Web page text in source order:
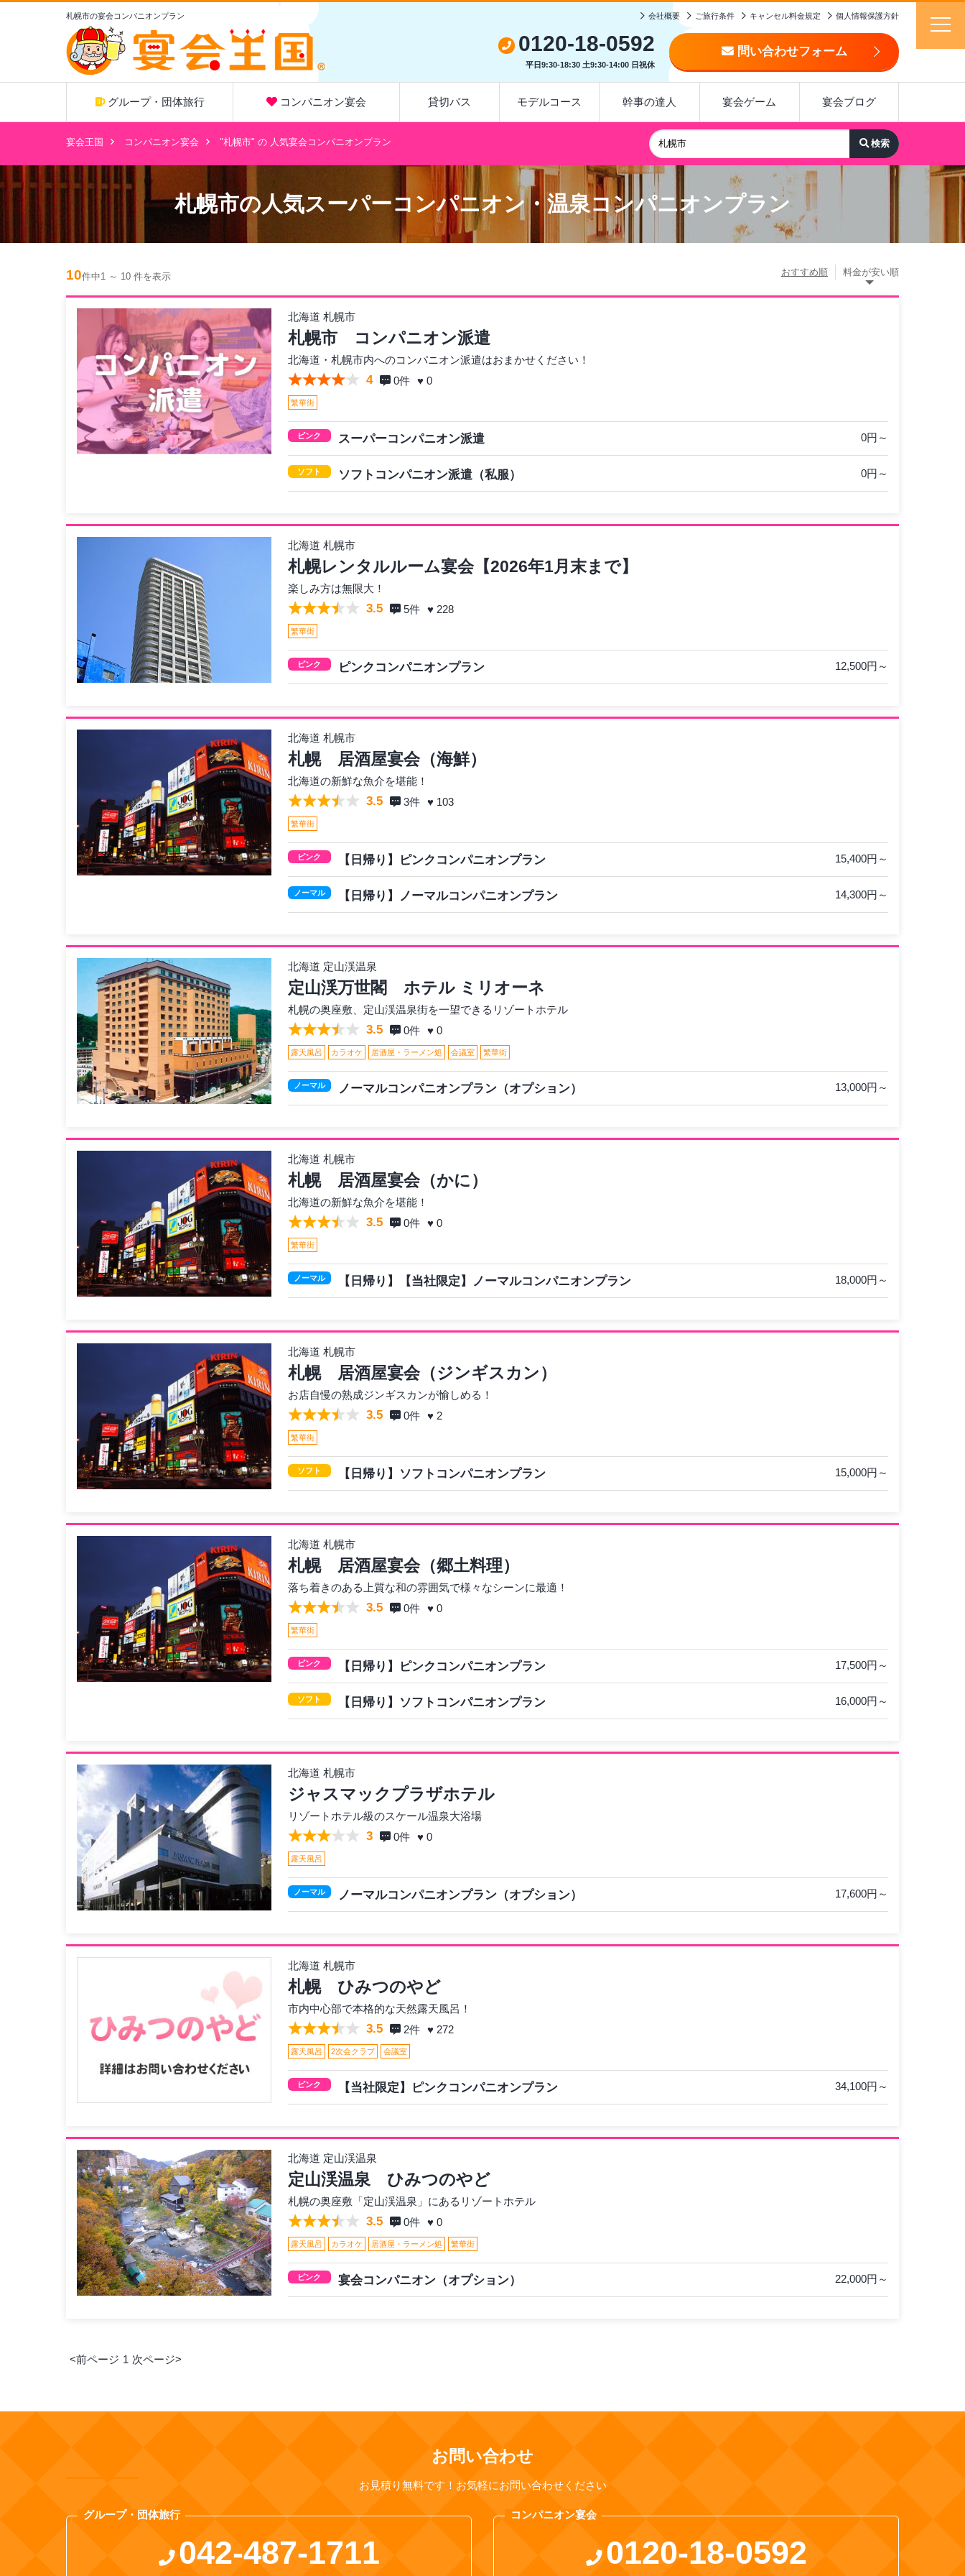
札幌市の宴会コンパニオンプラン 会社概要 ご旅行条件 キャンセル料金規定 個人情報保護方針
0120-18-0592
平日9:30-18:30 土9:30-14:00 日祝休
問い合わせフォーム
グループ・団体旅行 コンパニオン宴会 貸切バス モデルコース 幹事の達人 宴会ゲーム 宴会ブログ
宴会王国 コンパニオン宴会 "札幌市" の 人気宴会コンパニオンプラン
札幌市の人気スーパーコンパニオン・温泉コンパニオンプラン
10件中1 ～ 10 件を表示 おすすめ順 料金が安い順
北海道 札幌市
札幌市 コンパニオン派遣
北海道・札幌市内へのコンパニオン派遣はおまかせください！
4 0件 ♥ 0
繁華街
ピンク スーパーコンパニオン派遣 0円～
ソフト ソフトコンパニオン派遣（私服） 0円～
北海道 札幌市
札幌レンタルルーム宴会【2026年1月末まで】
楽しみ方は無限大！
3.5 5件 ♥ 228
繁華街
ピンク ピンクコンパニオンプラン 12,500円～
北海道 札幌市
札幌 居酒屋宴会（海鮮）
北海道の新鮮な魚介を堪能！
3.5 3件 ♥ 103
繁華街
ピンク 【日帰り】ピンクコンパニオンプラン 15,400円～
ノーマル 【日帰り】ノーマルコンパニオンプラン 14,300円～
北海道 定山渓温泉
定山渓万世閣 ホテル ミリオーネ
札幌の奥座敷、定山渓温泉街を一望できるリゾートホテル
3.5 0件 ♥ 0
露天風呂 カラオケ 居酒屋・ラーメン処 会議室 繁華街
ノーマル ノーマルコンパニオンプラン（オプション） 13,000円～
北海道 札幌市
札幌 居酒屋宴会（かに）
北海道の新鮮な魚介を堪能！
3.5 0件 ♥ 0
繁華街
ノーマル 【日帰り】【当社限定】ノーマルコンパニオンプラン 18,000円～
北海道 札幌市
札幌 居酒屋宴会（ジンギスカン）
お店自慢の熟成ジンギスカンが愉しめる！
3.5 0件 ♥ 2
繁華街
ソフト 【日帰り】ソフトコンパニオンプラン 15,000円～
北海道 札幌市
札幌 居酒屋宴会（郷土料理）
落ち着きのある上質な和の雰囲気で様々なシーンに最適！
3.5 0件 ♥ 0
繁華街
ピンク 【日帰り】ピンクコンパニオンプラン 17,500円～
ソフト 【日帰り】ソフトコンパニオンプラン 16,000円～
北海道 札幌市
ジャスマックプラザホテル
リゾートホテル級のスケール温泉大浴場
3 0件 ♥ 0
露天風呂
ノーマル ノーマルコンパニオンプラン（オプション） 17,600円～
北海道 札幌市
札幌 ひみつのやど
市内中心部で本格的な天然露天風呂！
3.5 2件 ♥ 272
露天風呂 2次会クラブ 会議室
ピンク 【当社限定】ピンクコンパニオンプラン 34,100円～
北海道 定山渓温泉
定山渓温泉 ひみつのやど
札幌の奥座敷「定山渓温泉」にあるリゾートホテル
3.5 0件 ♥ 0
露天風呂 カラオケ 居酒屋・ラーメン処 繁華街
ピンク 宴会コンパニオン（オプション） 22,000円～
<前ページ 1 次ページ>
お問い合わせ
お見積り無料です！お気軽にお問い合わせください
グループ・団体旅行
042-487-1711
コンパニオン宴会
0120-18-0592